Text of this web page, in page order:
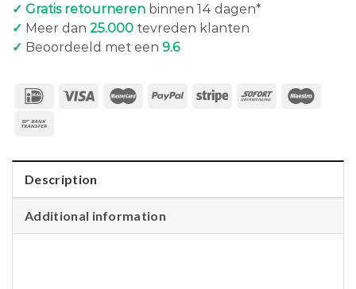
✓ Gratis retourneren binnen 14 dagen*
✓ Meer dan 25.000 tevreden klanten
✓ Beoordeeld met een 9.6
Description
Additional information